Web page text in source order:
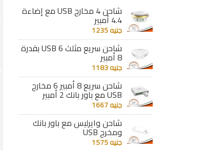
شاحن 4 مخارج USB مع إضاءة
4.4 أمبير
جنيه 1235
شاحن سريع مثلث 6 USB بقدرة
8 أمبير
جنيه 1183
شاحن سريع 8 أمبير 6 مخارج
USB مع باور بانك 2 أمبير
جنيه 1667
شاحن وايرليس مع باور بانك
ومخرج USB
جنيه 1575